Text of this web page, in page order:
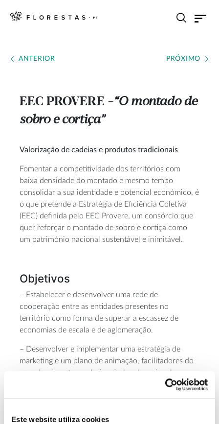
Este website utiliza cookies
ANTERIOR PRÓXIMO
EEC PROVERE --- “O montado de
sobro e cortiça”
Valorização de cadeias e produtos tradicionais
Fomentar a competitividade dos territórios com
baixa densidade do montado e mesmo tempo
consolidar a sua identidade e potencial económico, é
o que pretende a Estratégia de Eficiência Coletiva
(EEC) definida pelo EEC Provere, um consórcio que
quer reforçar o montado de sobro e cortiça como
um património nacional sustentável e inimitável.
Objetivos
– Estabelecer e desenvolver uma rede de
cooperação entre as entidades presentes no
território como forma de superar a escassez de
economias de escala e de aglomeração.
– Desenvolver e implementar uma estratégia de
marketing e um plano de animação, facilitadores do
reconhecimento e valorização local, nacional e
internacional do montado de sobro e de cortiça.
sobro e a cortiça, para aumentar a competitividade